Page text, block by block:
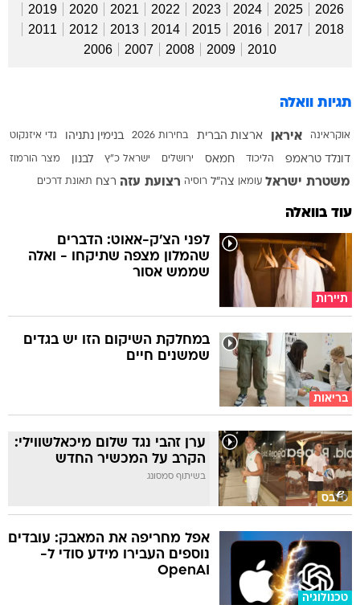
2026
2025
2024
2023
2022
2021
2020
2019
2018
2017
2016
2015
2014
2013
2012
2011
2010
2009
2008
2007
2006
תגיות וואלה
אוקראינה איראן ארצות הברית בחירות 2026 בנימין נתניהו גדי איזנקוט
דונלד טראמפ הליכוד חמאס ירושלים ישראל כ"ץ לבנון מצר הורמוז
משטרת ישראל עומאן צה"ל רוסיה רצועת עזה רצח תאונת דרכים
עוד בוואלה
תיירות
לפני הצ'ק-אאוט: הדברים
שהמלון מצפה שתיקחו - ואלה
שממש אסור
בריאות
במחלקת השיקום הזו יש בגדים
שמשנים חיים
סלבס
ערן זהבי נגד שלום מיכאלשווילי:
הקרב על המכשיר החדש
בשיתוף סמסונג
טכנולוגיה
אפל מחריפה את המאבק: עובדים
נוספים העבירו מידע סודי ל-
OpenAI